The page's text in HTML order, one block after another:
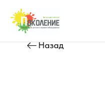
Назад